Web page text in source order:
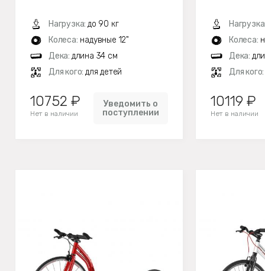
Нагрузка: до 90 кг
Колеса: надувные 12"
Дека: длина 34 см
Для кого: для детей
10752 ₽
Нет в наличии
Уведомить о
поступлении
Колеса:
Дека:
Для кого:
10119 ₽
Нет в наличии